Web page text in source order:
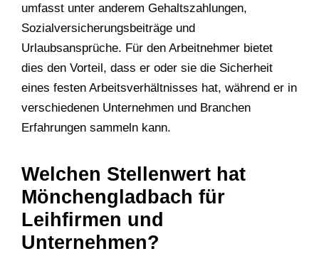
umfasst unter anderem Gehaltszahlungen,
Sozialversicherungsbeiträge und
Urlaubsansprüche. Für den Arbeitnehmer bietet
dies den Vorteil, dass er oder sie die Sicherheit
eines festen Arbeitsverhältnisses hat, während er in
verschiedenen Unternehmen und Branchen
Erfahrungen sammeln kann.
Welchen Stellenwert hat
Mönchengladbach für
Leihfirmen und
Unternehmen?